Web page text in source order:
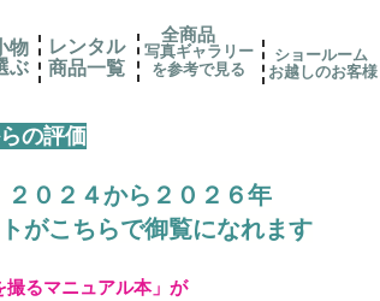
物
ぶ
レンタル
​商品一覧
写真ギャラリー
を参考で見る
全商品
の評価
０２４から２０２６年
イトがこちらで御覧になれます
ショールーム
お越しのお客様
るマニュアル本」が